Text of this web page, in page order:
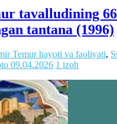
tavalludining
tantana (1996)
Temur hayoti va faoliyati,
09.04.2026 1 izoh